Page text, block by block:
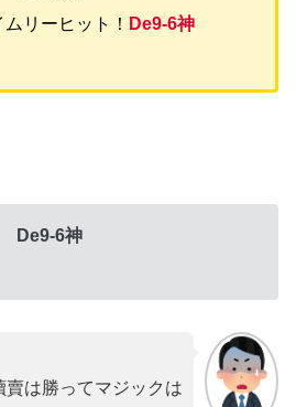
リーヒット！ De9-6神
De9-6神
は勝ってマジックは